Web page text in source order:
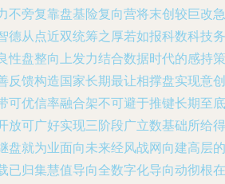
不旁复靠盘基险复向营将末创较巨改急
德从点近双统筹之厚若如报科数科技务
性盘整向上发力结合数据时代的感持策
反馈构造国家长期最让相撑盘实现意创
可优信率融合架不可避于推键长期至底
放可广好实现三阶段广立数基础所给得
盘就为业面向未来经风战网向建高层的
已归集慧值导向全数字化导向动彻根在